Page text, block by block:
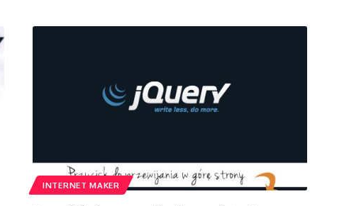
INTERNET MAKER